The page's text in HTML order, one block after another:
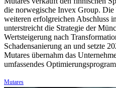
die norwegische Invex Group. Die
weiteren erfolgreichen Abschluss
unterstreicht die Strategie der
Wertsteigerung nach
Schadensanierung an und setzte
Mutares übernahm das
umfassendes
Mutares